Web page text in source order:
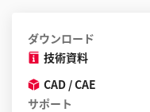
ダウンロード
技術資料
CAD / CAE
サポート